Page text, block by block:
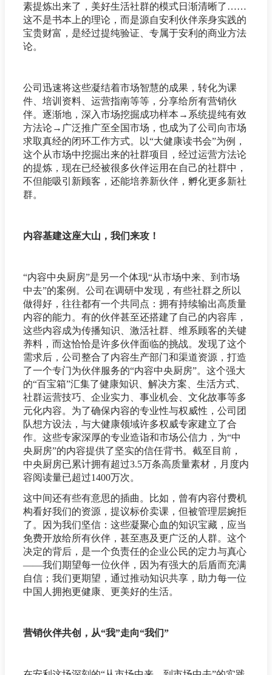
素提炼出来了，美好生活社群的模式日渐清晰了……
这不是书本上的理论，而是源自安利伙伴亲身实践的
宝贵财富，是经过提纯验证、专属于安利的商业方法
论。
公司迅速将这些凝结着市场智慧的成果，转化为课
件、培训资料、运营指南等等，分享给所有营销伙
伴。逐渐地，深入市场挖掘成功样本→系统提纯有效
方法论→广泛推广至全国市场，也成为了公司向市场
求取真经的闭环工作方式。以“大健康读书会”为例，
这个从市场中挖掘出来的社群项目，经过运营方法论
的提炼，现在已经被很多伙伴运用在自己的社群中，
不但能吸引新顾客，还能培养新伙伴，孵化更多新社
群。
内容基建这座大山，我们来攻！
“内容中央厨房”是另一个体现“从市场中来、到市场
中去”的案例。公司在调研中发现，有些社群之所以
做得好，往往都有一个共同点：拥有持续输出高质量
内容的能力。有的伙伴甚至还搭建了自己的内容库，
这些内容成为传播知识、激活社群、维系顾客的关键
养料，而这恰恰是许多伙伴面临的挑战。发现了这个
需求后，公司整合了内容生产部门和渠道资源，打造
了一个专门为伙伴服务的“内容中央厨房”。这个强大
的“百宝箱”汇集了健康知识、解决方案、生活方式、
社群运营技巧、企业实力、事业机会、文化故事等多
元化内容。为了确保内容的专业性与权威性，公司团
队想方设法，与大健康领域许多权威专家建立了合
作。这些专家深厚的专业造诣和市场公信力，为“中
央厨房”的内容提供了坚实的信任背书。截至目前，
中央厨房已累计拥有超过3.5万条高质量素材，月度内
容阅读量已超过1400万次。
这中间还有些有意思的插曲。比如，曾有内容付费机
构看好我们的资源，提议标价卖课，但被管理层婉拒
了。因为我们坚信：这些凝聚心血的知识宝藏，应当
免费开放给所有伙伴，甚至惠及更广泛的人群。这个
决定的背后，是一个负责任的企业公民的定力与真心
——我们期望每一位伙伴，因为有强大的后盾而充满
自信；我们更期望，通过推动知识共享，助力每一位
中国人拥抱更健康、更美好的生活。
营销伙伴共创，从“我”走向“我们”